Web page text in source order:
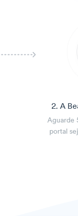
2. A
Aguarde
portal